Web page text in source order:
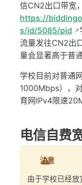
信CN2出口带宽
https://
s/id/5085/pid
流量发往CN2出
量会显著高于普
学校目前对普通
1000Mbps），
育网IPv4限速
电信自费
注意
由于学校已经